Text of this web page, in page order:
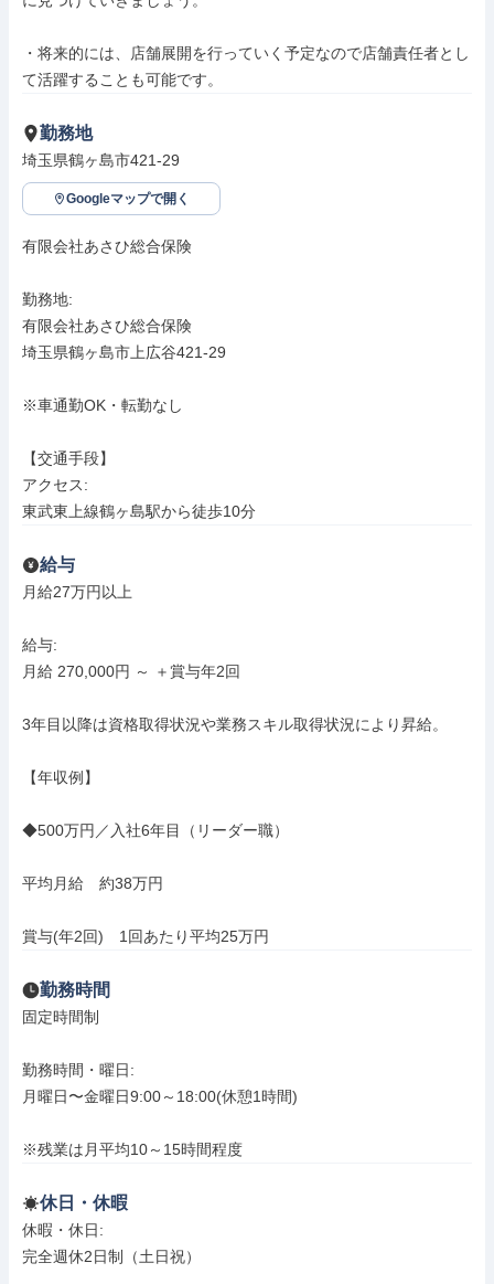
・将来的には、店舗展開を行っていく予定なので店舗責任者とし
て活躍することも可能です。
勤務地
埼玉県鶴ヶ島市421-29
Googleマップで開く
有限会社あさひ総合保険
勤務地:
有限会社あさひ総合保険
埼玉県鶴ヶ島市上広谷421-29
※車通勤OK・転勤なし
【交通手段】
アクセス:
東武東上線鶴ヶ島駅から徒歩10分
給与
月給27万円以上
給与:
月給 270,000円 ～ ＋賞与年2回
3年目以降は資格取得状況や業務スキル取得状況により昇給。
【年収例】
◆500万円／入社6年目（リーダー職）
平均月給　約38万円
賞与(年2回)　1回あたり平均25万円
勤務時間
固定時間制
勤務時間・曜日:
月曜日〜金曜日9:00～18:00(休憩1時間)
※残業は月平均10～15時間程度
休日・休暇
休暇・休日:
完全週休2日制（土日祝）